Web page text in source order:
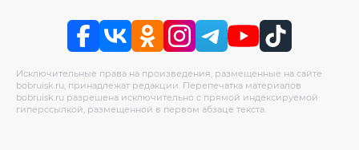
Исключительные права на произведения, размещенные на сайте
bobruisk.ru, принадлежат редакции. Перепечатка материалов
bobruisk.ru разрешена исключительно с прямой индексируемой
гиперссылкой, размещенной в первом абзаце текста.